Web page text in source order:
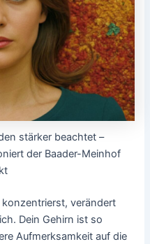
stärker beachtet –
der Baader-Meinhof
verändert
Dein Gehirn ist so
Aufmerksamkeit auf die